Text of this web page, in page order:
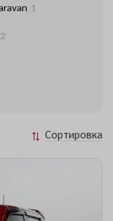
1
2
Сортировка